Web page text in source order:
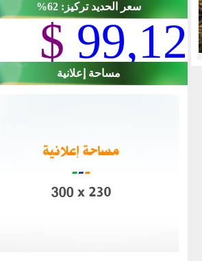
سعر الحديد تركيز: 62%
99,12
$
مساحة إعلانية